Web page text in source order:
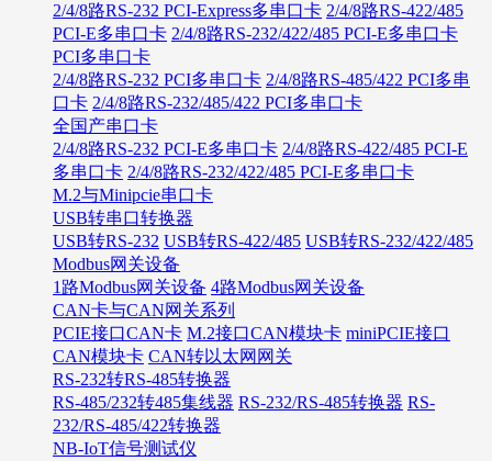
2/4/8路RS-232 PCI-Express多串口卡 2/4/8路RS-422/485
PCI-E多串口卡 2/4/8路RS-232/422/485 PCI-E多串口卡
PCI多串口卡
2/4/8路RS-232 PCI多串口卡 2/4/8路RS-485/422 PCI多串
口卡 2/4/8路RS-232/485/422 PCI多串口卡
全国产串口卡
2/4/8路RS-232 PCI-E多串口卡 2/4/8路RS-422/485 PCI-E
多串口卡 2/4/8路RS-232/422/485 PCI-E多串口卡
M.2与Minipcie串口卡
USB转串口转换器
USB转RS-232 USB转RS-422/485 USB转RS-232/422/485
Modbus网关设备
1路Modbus网关设备 4路Modbus网关设备
CAN卡与CAN网关系列
PCIE接口CAN卡 M.2接口CAN模块卡 miniPCIE接口
CAN模块卡 CAN转以太网网关
RS-232转RS-485转换器
RS-485/232转485集线器 RS-232/RS-485转换器 RS-
232/RS-485/422转换器
NB-IoT信号测试仪